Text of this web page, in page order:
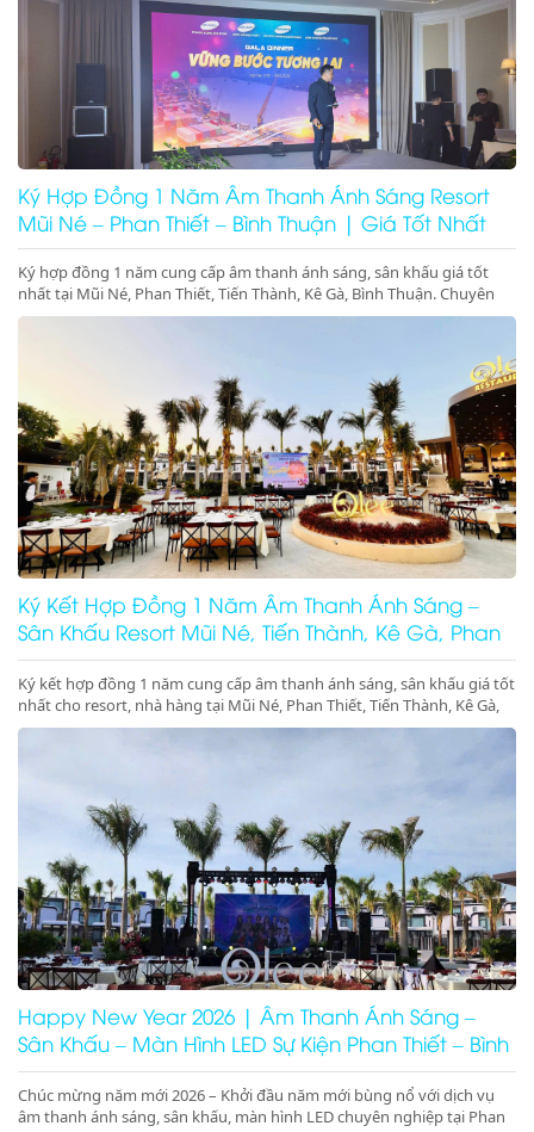
Ký Hợp Đồng 1 Năm Âm Thanh Ánh Sáng Resort
Mũi Né – Phan Thiết – Bình Thuận | Giá Tốt Nhất
Ký hợp đồng 1 năm cung cấp âm thanh ánh sáng, sân khấu giá tốt
nhất tại Mũi Né, Phan Thiết, Tiến Thành, Kê Gà, Bình Thuận. Chuyên
gala dinner, pool party, beach party resort chuyên nghiệp. Gọi ngay để
Ký Kết Hợp Đồng 1 Năm Âm Thanh Ánh Sáng –
Sân Khấu Resort Mũi Né, Tiến Thành, Kê Gà, Phan
Thiết, Ninh Thuận
Ký kết hợp đồng 1 năm cung cấp âm thanh ánh sáng, sân khấu giá tốt
nhất cho resort, nhà hàng tại Mũi Né, Phan Thiết, Tiến Thành, Kê Gà,
Ninh Thuận, Ninh Chữ, Phan Rang. Tổ chức gala dinner, pool party,
Happy New Year 2026 | Âm Thanh Ánh Sáng –
Sân Khấu – Màn Hình LED Sự Kiện Phan Thiết – Bình
Thuận – Ninh Thuận
Chúc mừng năm mới 2026 – Khởi đầu năm mới bùng nổ với dịch vụ
âm thanh ánh sáng, sân khấu, màn hình LED chuyên nghiệp tại Phan